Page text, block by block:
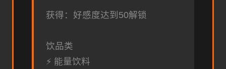
获得：好感度达到50解锁
饮品类
⚡ 能量饮料